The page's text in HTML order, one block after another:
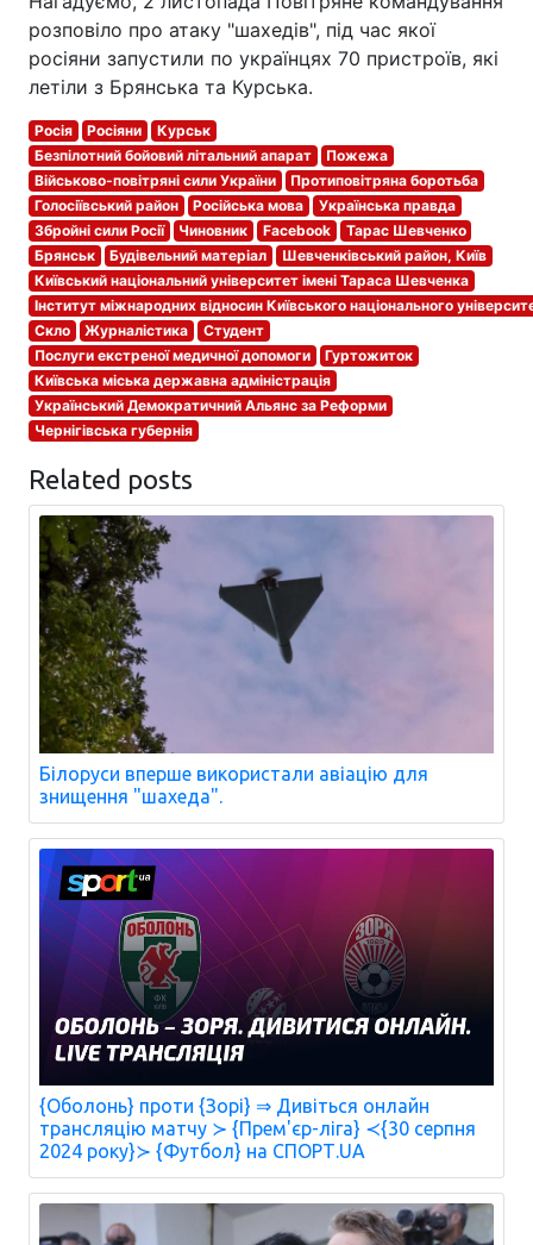
розповіло про атаку "шахедів", під час якої
росіяни запустили по українцях 70 пристроїв, які
летіли з Брянська та Курська.
Росія Росіяни
Курськ
Безпілотний бойовий літальний апарат
Пожежа
Військово-повітряні сили України
Протиповітряна боротьба
Голосіївський район
Російська мова
Українська правда
Збройні сили Росії
Чиновник Facebook
Тарас Шевченко
Брянськ
Будівельний матеріал
Шевченківський район, Київ
Київський національний університет імені Тараса Шевченка
Інститут міжнародних відносин Київського національного
Скло
Журналістика
Студент
Послуги екстреної медичної допомоги
Гуртожиток
Київська міська державна адміністрація
Український Демократичний Альянс за Реформи
Чернігівська губернія
Related posts
Білоруси вперше використали авіацію для
знищення "шахеда".
{Оболонь} проти {Зорі} ⇒ Дивіться онлайн
трансляцію матчу ≻ {Прем'єр-ліга} ≺{30 серпня
2024 року}≻ {Футбол} на СПОРТ.UA